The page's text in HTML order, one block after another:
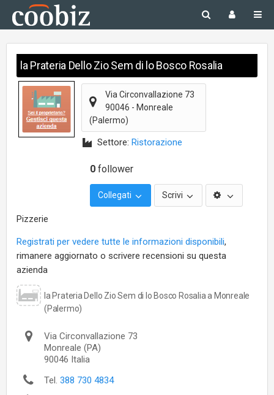
la Prateria Dello Zio Sem di lo Bosco Rosalia
Via Circonvallazione 73
90046 - Monreale
(Palermo)
Settore: Ristorazione
0 follower
Collegati Scrivi
Pizzerie
Registrati per vedere tutte le informazioni disponibili,
rimanere aggiornato o scrivere recensioni su questa
azienda
la Prateria Dello Zio Sem di lo Bosco Rosalia a Monreale
(Palermo)
Via Circonvallazione 73
Monreale (PA)
90046 Italia
Tel. 388 730 4834